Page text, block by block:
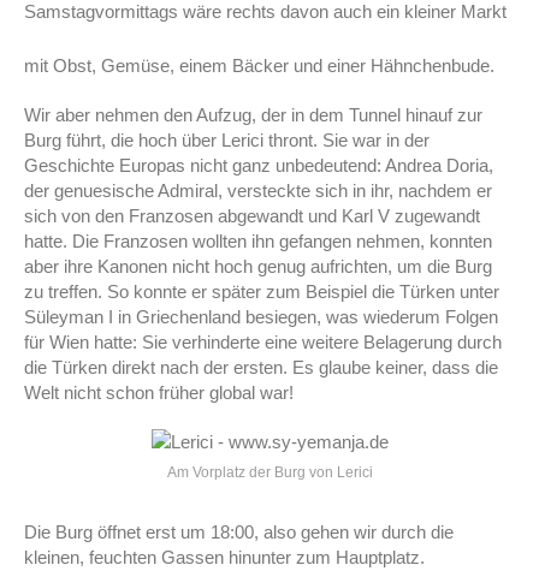
Samstagvormittags wäre rechts davon auch ein kleiner Markt
mit Obst, Gemüse, einem Bäcker und einer Hähnchenbude.
Wir aber nehmen den Aufzug, der in dem Tunnel hinauf zur
Burg führt, die hoch über Lerici thront. Sie war in der
Geschichte Europas nicht ganz unbedeutend: Andrea Doria,
der genuesische Admiral, versteckte sich in ihr, nachdem er
sich von den Franzosen abgewandt und Karl V zugewandt
hatte. Die Franzosen wollten ihn gefangen nehmen, konnten
aber ihre Kanonen nicht hoch genug aufrichten, um die Burg
zu treffen. So konnte er später zum Beispiel die Türken unter
Süleyman I in Griechenland besiegen, was wiederum Folgen
für Wien hatte: Sie verhinderte eine weitere Belagerung durch
die Türken direkt nach der ersten. Es glaube keiner, dass die
Welt nicht schon früher global war!
Am Vorplatz der Burg von Lerici
Die Burg öffnet erst um 18:00, also gehen wir durch die
kleinen, feuchten Gassen hinunter zum Hauptplatz.